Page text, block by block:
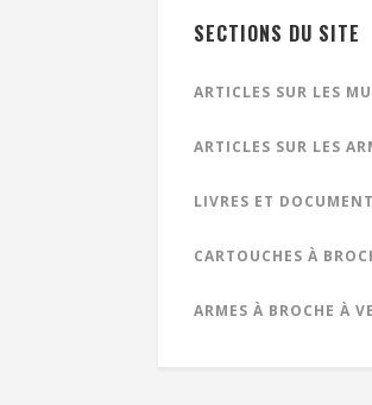
SECTIONS DU SITE
ARTICLES SUR LES
ARTICLES SUR LES
LIVRES ET
CARTOUCHES À
ARMES À BROCHE À